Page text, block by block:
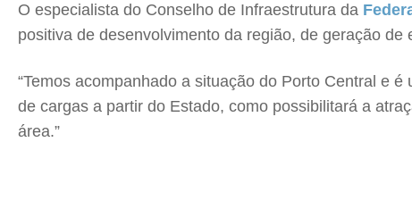
O especialista do Conselho de Infraestrutura da
positiva de desenvolvimento da região, de geração
“Temos acompanhado a situação do Porto Central e
de cargas a partir do Estado, como possibilitará a
área.”